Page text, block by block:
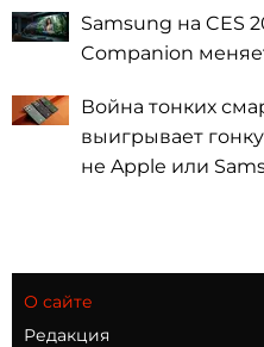
Samsung на CES
Companion
Война тонких
выигрывает
не Apple или
О сайте
Редакция